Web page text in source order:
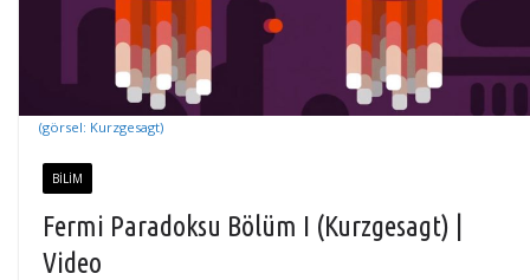
(görsel: Kurzgesagt)
BILIM
Fermi Paradoksu Bölüm I (Kurzgesagt) |
Video